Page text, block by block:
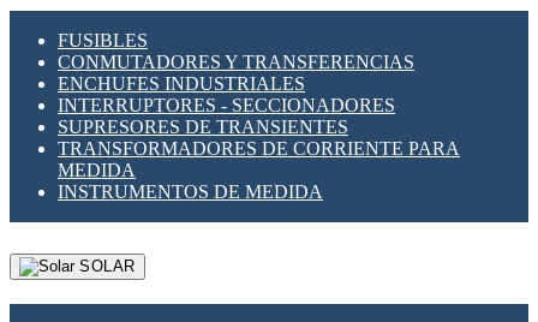
FUSIBLES
CONMUTADORES Y TRANSFERENCIAS
ENCHUFES INDUSTRIALES
INTERRUPTORES - SECCIONADORES
SUPRESORES DE TRANSIENTES
TRANSFORMADORES DE CORRIENTE PARA
MEDIDA
INSTRUMENTOS DE MEDIDA
SOLAR